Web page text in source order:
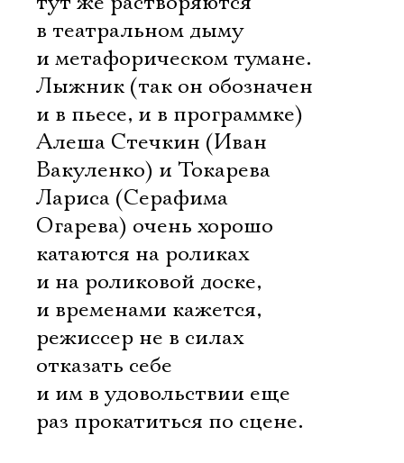
в театральном дыму
и метафорическом тумане.
Лыжник (так он обозначен
и в пьесе, и в программке)
Алеша Стечкин (Иван
Вакуленко) и Токарева
Лариса (Серафима
Огарева) очень хорошо
катаются на роликах
и на роликовой доске,
и временами кажется,
режиссер не в силах
отказать себе
и им в удовольствии еще
раз прокатиться по сцене.